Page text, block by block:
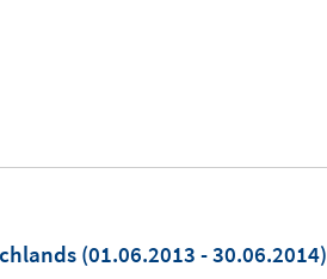
(01.06.2013 - 30.06.2014)